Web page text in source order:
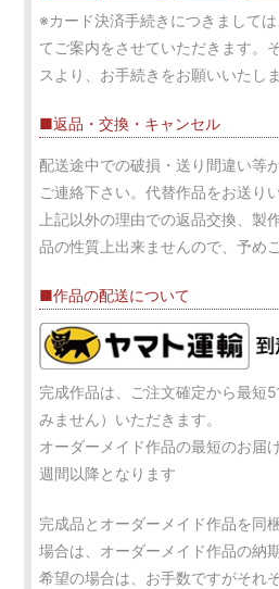
※カード決済手続きにつきまして
てご案内をさせていただきます。
スより、お手続きをお願いいたしま
■返品・交換・キャンセル
配送途中での破損・送り間違い等
ご連絡下さい。代替作品をお送り
上記以外の理由での返品交換、製
品の性質上出来ませんので、予め
■作品の配送について
完成作品は、ご注文確定から最短
みません）いただきます。
オーダーメイド作品の最短のお届
週間以降となります
完成品とオーダーメイド作品を同
場合は、オーダーメイド作品の納
希望の場合は、お手数ですがそれ